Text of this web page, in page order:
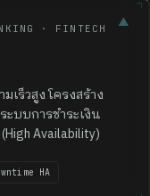
▲
· FINTECH
ร็วสูง โครงสร้าง
บบการชำระเงิน
Availability)
HA